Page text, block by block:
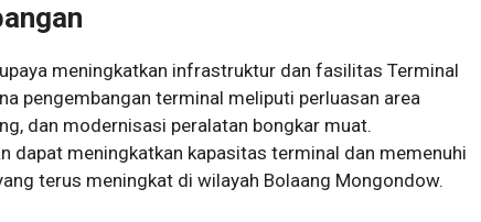
meningkatkan infrastruktur dan fasilitas Terminal
pengembangan terminal meliputi perluasan area
dan modernisasi peralatan bongkar muat.
dapat meningkatkan kapasitas terminal dan memenuhi
terus meningkat di wilayah Bolaang Mongondow.